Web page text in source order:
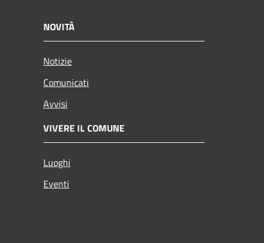
NOVITÀ
Notizie
Comunicati
Avvisi
VIVERE IL COMUNE
Luoghi
Eventi